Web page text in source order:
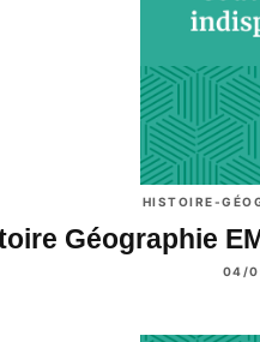
HISTOIRE-
Géographie
04/